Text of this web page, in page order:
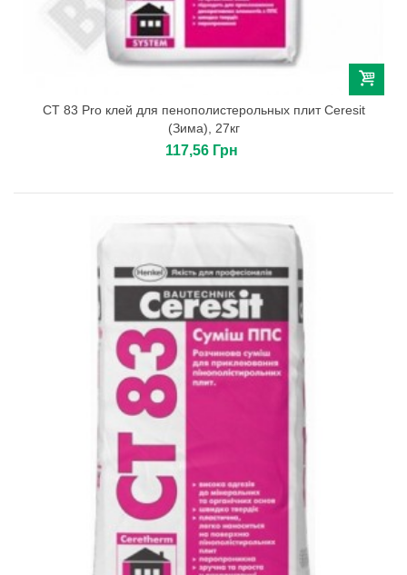
СТ 83 Pro клей для пенополистерольных плит Ceresit
(Зима), 27кг
117,56 Грн